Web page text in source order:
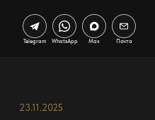
Telegram WhatsApp Max Почта
23.11.2025